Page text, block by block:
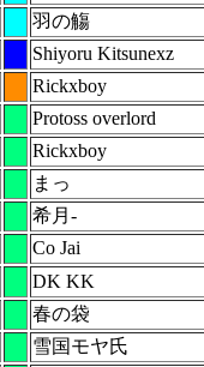
羽の觴
Shiyoru Kitsunexz
Rickxboy
Protoss overlord
Rickxboy
まっ
希月‐
Co Jai
DK KK
春の袋
雪国モヤ氏